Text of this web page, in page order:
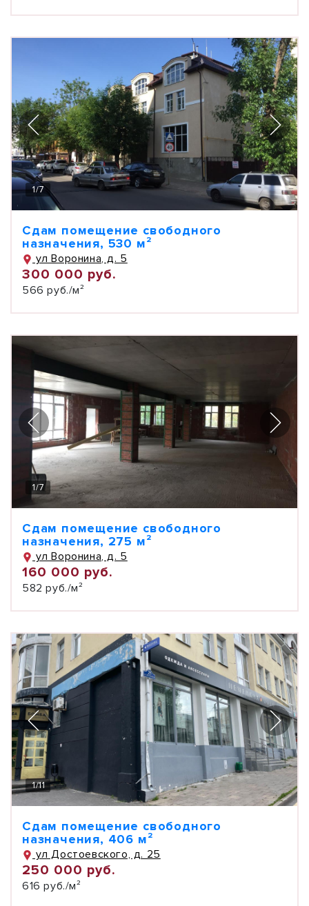
1/7
Сдам помещение свободного
назначения, 530 м²
ул Воронина, д. 5
300 000 руб.
566 руб./м²
1/7
Сдам помещение свободного
назначения, 275 м²
ул Воронина, д. 5
160 000 руб.
582 руб./м²
1/11
Сдам помещение свободного
назначения, 406 м²
ул Достоевского, д. 25
250 000 руб.
616 руб./м²